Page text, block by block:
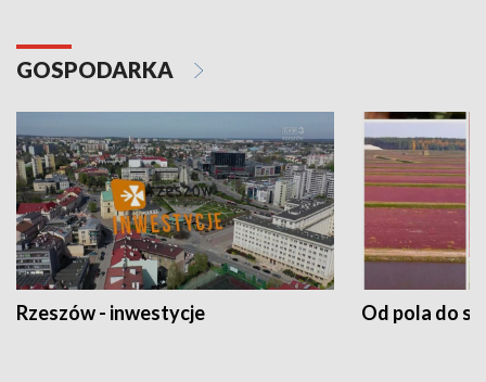
GOSPODARKA
Rzeszów - inwestycje Od pola do